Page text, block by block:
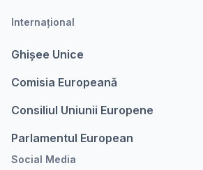
Internațional
Ghișee Unice
Comisia Europeanǎ
Consiliul Uniunii Europene
Parlamentul European
Social Media